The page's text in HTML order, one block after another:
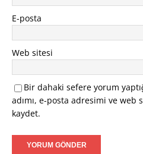
E-posta
Web sitesi
Bir dahaki sefere yorum
adımı, e-posta adresimi ve web
kaydet.